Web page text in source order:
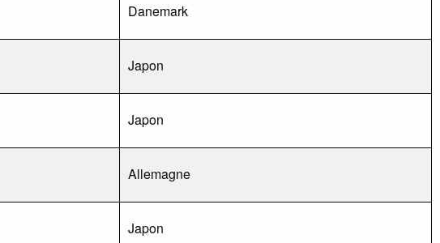
Danemark
Japon
Japon
Allemagne
Japon